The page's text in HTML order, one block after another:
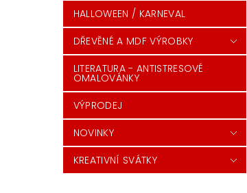
HALLOWEEN / KARNEVAL
DŘEVĚNÉ A MDF VÝROBKY
LITERATURA - ANTISTRESOVÉ
OMALOVÁNKY
VÝPRODEJ
NOVINKY
KREATIVNÍ SVÁTKY